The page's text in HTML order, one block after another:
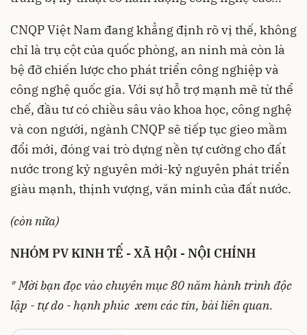
CNQP Việt Nam đang khẳng định rõ vị thế, không
chỉ là trụ cột của quốc phòng, an ninh mà còn là
bệ đỡ chiến lược cho phát triển công nghiệp và
công nghệ quốc gia. Với sự hỗ trợ mạnh mẽ từ thể
chế, đầu tư có chiều sâu vào khoa học, công nghệ
và con người, ngành CNQP sẽ tiếp tục gieo mầm
đổi mới, đóng vai trò dựng nền tự cường cho đất
nước trong kỷ nguyên mới-kỷ nguyên phát triển
giàu mạnh, thịnh vượng, văn minh của đất nước.
(còn nữa)
NHÓM PV KINH TẾ - XÃ HỘI - NỘI CHÍNH
* Mời bạn đọc vào chuyên mục80 năm hành trình độc
lập - tự do - hạnh phúc xem các tin, bài liên quan.